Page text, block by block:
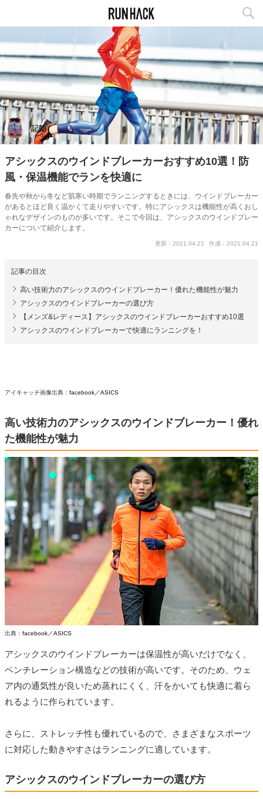
記助
アシックスのウインドブレーカーおすすめ10選！防
風・保温機能でランを快適に
春先や秋から冬など肌寒い時期でランニングするときには、ウインドブレーカー
があるとほど良く温かくて走りやすいです。特にアシックスは機能性が高くおし
ゃれなデザインのものが多いです。そこで今回は、アシックスのウインドブレー
カーについて紹介します。
更新：2021.04.21 作成：2021.04.21
記事の目次
高い技術力のアシックスのウインドブレーカー！優れた機能性が魅力
アシックスのウインドブレーカーの選び方
【メンズ&レディース】アシックスのウインドブレーカーおすすめ10選
アシックスのウインドブレーカーで快適にランニングを！
アイキャッチ画像出典： facebook／ASICS
高い技術力のアシックスのウインドブレーカー！優れ
た機能性が魅力
出典： facebook／ASICS
アシックスのウインドブレーカーは保温性が高いだけでなく、
ベンチレーション構造などの技術が高いです。そのため、ウェ
ア内の通気性が良いため蒸れにくく、汗をかいても快適に着ら
れるように作られています。
さらに、ストレッチ性も優れているので、さまざまなスポーツ
に対応した動きやすさはランニングに適しています。
アシックスのウインドブレーカーの選び方